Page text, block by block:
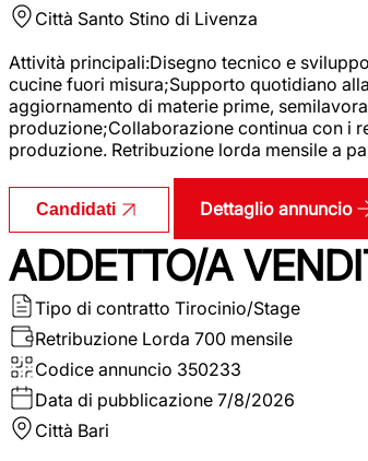
Città Santo Stino di Livenza
Attività principali:Disegno tecnico e
cucine fuori misura;Supporto quotidiano
aggiornamento di materie prime,
produzione;Collaborazione continua con i
produzione. Retribuzione lorda mensile a
Candidati Dettaglio annuncio
ADDETTO/A
Tipo di contratto Tirocinio/Stage
Retribuzione Lorda 700 mensile
Codice annuncio 350233
Data di pubblicazione 7/8/2026
Città Bari